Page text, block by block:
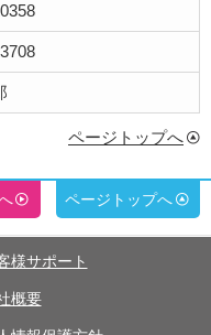
ページトップへ
ページトップへ
様サポート
概要